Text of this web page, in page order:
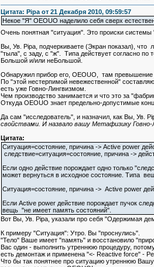
Цитата: Pipa от 21 Декабря 2010, 09:59:57
Некое "Я" OEOUO наделило себя сверх
Очень понятная "ситуация". Это происки
Вы, Ув. Pipa, подчеркиваете (Экран показал), что
"тыла", с заду, с "ж". Типа действует согласно
Большой и/или неБольшой.
Обнаружил прибор его, OEOUO, там
По "этой нестерпимой невежественной"
есть уже Говно-Лингвизмом.
Чем производство занимается и что это за
Откуда OEOUO знает предельно-допустимые
Да сам "исследователь", и назначил, как Вы, Ув.
свойствами. И назвало вашу Метафизику Говно-
Цитата:
Ситуация=состояние, причина -> Active power
следствие=ситуация=состояние, причина ->
Если одно действие порождает одно только
может вернуться в исходное состояние. Типа
Ситуация=состояние, причина -> Active power
Если Active power действие порождает пучок
вещь "не имеет память состояний".
Вот Вы, Ув. Pipa, указали про себя "Одержимая
К примеру "Ситуация": Утро. Вы "проснулись".
"Тело" Ваше имеет "память" и восстановило
Вас один - выполнить утреннюю процедуру,
есть демонтаж и применена "<- Reactive force" -
Что бы так понятнее про ситуацию утреннюю